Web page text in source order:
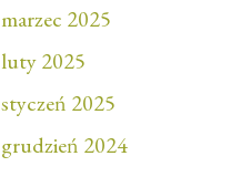
marzec 2025
luty 2025
styczeń 2025
grudzień 2024